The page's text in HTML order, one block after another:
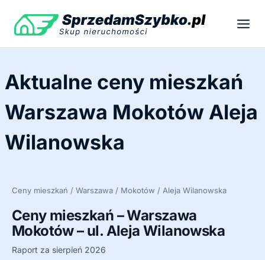
treści
Aktualne ceny mieszkań
Warszawa Mokotów Aleja
Wilanowska
Ceny mieszkań / Warszawa / Mokotów / Aleja Wilanowska
Ceny mieszkań – Warszawa
Mokotów – ul. Aleja Wilanowska
Raport za sierpień 2026